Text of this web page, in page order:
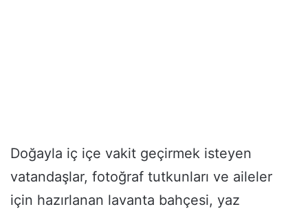
Doğayla iç içe vakit geçirmek isteyen
vatandaşlar, fotoğraf tutkunları ve aileler
için hazırlanan lavanta bahçesi, yaz